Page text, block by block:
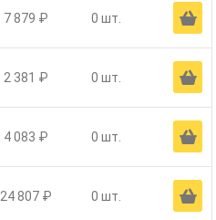
7 879 ₽ 0 шт. Ä
2 381 ₽ 0 шт. Ä
4 083 ₽ 0 шт. Ä
24 807 ₽ 0 шт. Ä